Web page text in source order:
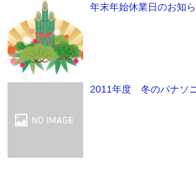
年末年始休業日のお知
2011年度 冬のパナソ